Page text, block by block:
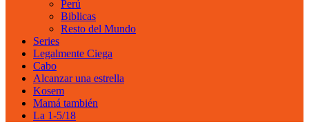
Perú
Biblicas
Resto del Mundo
Series
Legalmente Ciega
Cabo
Alcanzar una estrella
Kosem
Mamá también
La 1-5/18